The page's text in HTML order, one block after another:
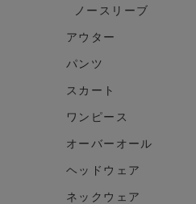
ノースリーブ
アウター
パンツ
スカート
ワンピース
オーバーオール
ヘッドウェア
ネックウェア